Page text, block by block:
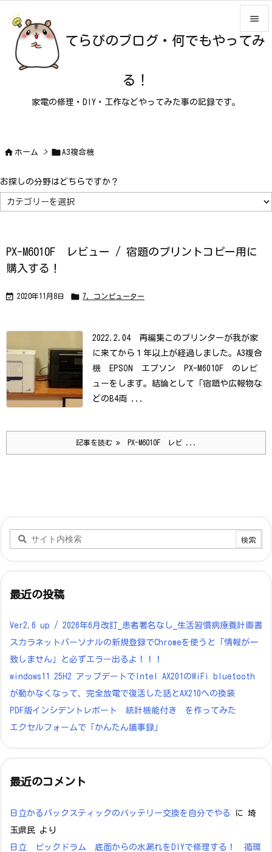


てらぴのブログ・何でもやってみ
る！
家電の修理・DIY・工作などやってみた事の記録です。
 ホーム > A3複合機
お探しの分野はどちらですか？
探
し
は
ど
ち
ら
か？
PX-M6010F レビュー / 宿題のプリントコピー用に
購入する！
 2020年11月8日  7，コンピューター
2022.2.04 再編集このプリンターが我が家
に来てから１年以上が経過しました。A3複合
機 EPSON エプソン PX-M6010F のレビ
ューをします。結論として「宿題や広報物な
どのB4両 ...
記事を読む PX-M6010F レビ ...
最近の投稿
Ver2.6 up / 2026年6月改訂_患者署名なし_生活習慣病療養計画書
スカラネットパーソナルの新規登録でChromeを使うと「情報が一
致しません」と必ずエラー出るよ！！！
windows11 25H2 アップデートでIntel AX201のWiFi bluetooth
が動かなくなって、完全放電で復活した話とAX210への換装
PDF版インシデントレポート 統計機能付き を作ってみた
エクセルフォームで「かんたん議事録」
最近のコメント
日立かるパックスティックのバッテリー交換を自分でやる に 埼
玉県民 より
日立 ビックドラム 底面からの水漏れをDIYで修理する！ 循環